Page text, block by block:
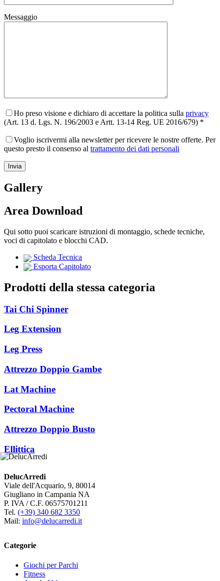
Messaggio
Ho preso visione e dichiaro di accettare la politica sulla privacy
(Art. 13 d. Lgs. N. 196/2003 e Artt. 13-14 Reg. UE 2016/679) *
Voglio iscrivermi alla newsletter per ricevere le nostre offerte. Per
questo presto il consenso al trattamento dei dati personali
Gallery
Area Download
Qui sotto puoi scaricare istruzioni di montaggio, schede tecniche,
voci di capitolato e blocchi CAD.
Scheda Tecnica
Esporta Capitolato
Prodotti della stessa categoria
Tai Chi Spinner
Leg Extension
Leg Press
Attrezzo Doppio Gambe
Lat Machine
Pectoral Machine
Attrezzo Doppio Busto
Ellittica
DelucArredi
Viale dell'Acquario, 9, 80014
Giugliano in Campania NA
P. IVA / C.F. 06575701211
Tel. (+39) 340 682 3350
Mail: info@delucarredi.it
Categorie
Giochi per Parchi
Fitness